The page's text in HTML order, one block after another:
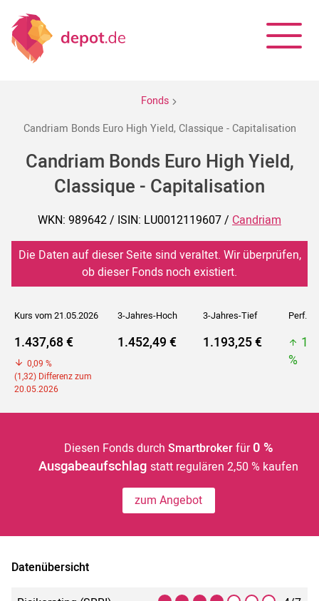
Fonds
Candriam Bonds Euro High Yield, Classique - Capitalisation
Candriam Bonds Euro High Yield,
Classique - Capitalisation
WKN: 989642 / ISIN: LU0012119607 / Candriam
Die Daten auf dieser Seite sind veraltet. Wir überprüfen,
ob dieser Fonds noch existiert.
Kurs vom 21.05.2026 3-Jahres-Hoch 3-Jahres-Tief Perf. 5J
1.437,68 €
0,09 %
(1,32) Differenz zum
20.05.2026
1.452,49 € 1.193,25 €
%
Diesen Fonds durch Smartbrokerfür 0 %
Ausgabeaufschlagstatt regulären 2,50 % kaufen
zum Angebot
Datenübersicht